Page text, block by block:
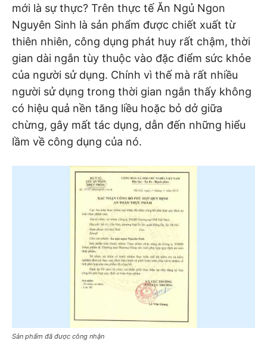
mới là sự thực? Trên thực tế Ăn Ngủ Ngon
Nguyên Sinh là sản phẩm được chiết xuất từ
thiên nhiên, công dụng phát huy rất chậm, thời
gian dài ngắn tùy thuộc vào đặc điểm sức khỏe
của người sử dụng. Chính vì thế mà rất nhiều
người sử dụng trong thời gian ngắn thấy không
có hiệu quả nền tăng liều hoặc bỏ dở giữa
chừng, gây mất tác dụng, dẫn đến những hiểu
lầm về công dụng của nó.
Sản phẩm đã được công nhận